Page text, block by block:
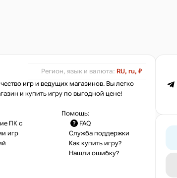
Регион, язык и валюта: RU, ru, ₽
игр и ведущих магазинов. Вы легко
и купить игру по выгодной цене!
ПК с
игр
Помощь:
FAQ
Служба поддержки
Как купить игру?
Нашли ошибку?